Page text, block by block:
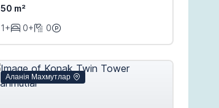
50 m²
1+
0+ 0
Аланія Махмутлар